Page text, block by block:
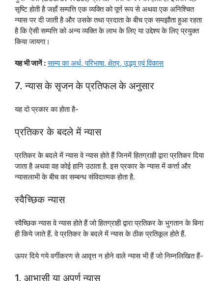
सृष्टि होती है जहाँ सम्पत्ति एक व्यक्ति को पूर्ण रूप से अथवा एक अनिश्चित
न्यास पर दी जाती है और उसके तथा प्रदाता के बीच एक समझौता हुआ रहता
है कि ऐसी सम्पत्ति को अन्य व्यक्ति के लाभ के लिए या उद्देश्य के लिए प्रयुक्त
किया जायगा।
यह भी जानें : साम्य का अर्थ, परिभाषा, क्षेत्र, उद्भव एवं विकास
7. न्यास के सृजन के प्रतिफल के अनुसार
यह दो प्रकार का होता है-
प्रतिकर के बदले में न्यास
प्रतिकर के बदले में न्यास वे न्यास होते हैं जिनमें हितग्राही द्वारा प्रतिकर दिया
जाता है अथवा वह कोई हानि उठाता है. इस प्रकार के न्यास में कर्त्ता और
न्यासलाभी के बीच का सम्बन्ध संविदात्मक होता है.
स्वैच्छिक न्यास
स्वैच्छिक न्यास वे न्यास होते हैं जो हितग्राही द्वारा प्रतिकर के भुगतान के बिना
ही किये जाते हैं. वे प्रतिकर के बदले में न्यास के ठीक प्रतिकूल होते हैं.
ऊपर दिये गये वर्गीकरण से आवृत्त न होने वाले न्यास भी हैं जो निम्नलिखित हैं-
1. आभासी या अपूर्ण न्यास